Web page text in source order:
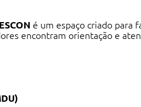
é um espaço criado para
encontram orientação e